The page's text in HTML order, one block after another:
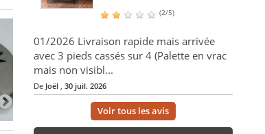
(2/5)
01/2026 Livraison rapide mais arrivée
avec 3 pieds cassés sur 4 (Palette en vrac
mais non visibl...
De Joël, 30 juil. 2026
Voir tous les avis